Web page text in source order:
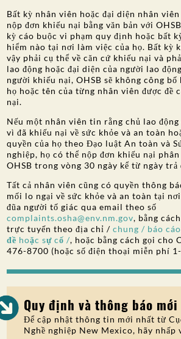
Bất kỳ nhân viên hoặc đại diện nhân
nộp đơn khiếu nại bằng văn bản với
kỳ cáo buộc vi phạm quy định hoặc bất
hiểm nào tại nơi làm việc của họ. Bất kỳ
vậy phải cụ thể về căn cứ khiếu nại và
lao động hoặc đại diện của người lao
người khiếu nại, OHSB sẽ không công
họ hoặc tên của từng nhân viên được đề
nại.
Nếu một nhân viên tin rằng chủ lao động
vì đã khiếu nại về sức khỏe và an toàn
quyền của họ theo Đạo luật An toàn và
nghiệp, họ có thể nộp đơn khiếu nại
OHSB trong vòng 30 ngày kể từ ngày trả
Tất cả nhân viên cũng có quyền thông
mối lo ngại về sức khỏe và an toàn tại
đũa người tố giác qua email theo số
complaints.osha@env.nm.gov, bằng
trực tuyến theo địa chỉ /chung / báo
đề hoặc sự cố /, hoặc bằng cách gọi cho
476-8700 (hoặc số điện thoại miễn phí
Quy định và thông báo mới
Để cập nhật thông tin mới nhất từ
Nghề nghiệp New Mexico, hãy nhấp